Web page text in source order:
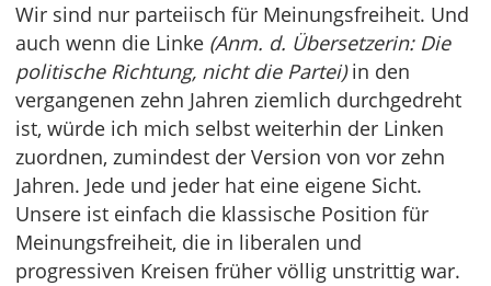
Wir sind nur parteiisch für Meinungsfreiheit. Und
auch wenn die Linke (Anm. d. Übersetzerin: Die
politische Richtung, nicht die Partei)in den
vergangenen zehn Jahren ziemlich durchgedreht
ist, würde ich mich selbst weiterhin der Linken
zuordnen, zumindest der Version von vor zehn
Jahren. Jede und jeder hat eine eigene Sicht.
Unsere ist einfach die klassische Position für
Meinungsfreiheit, die in liberalen und
progressiven Kreisen früher völlig unstrittig war.